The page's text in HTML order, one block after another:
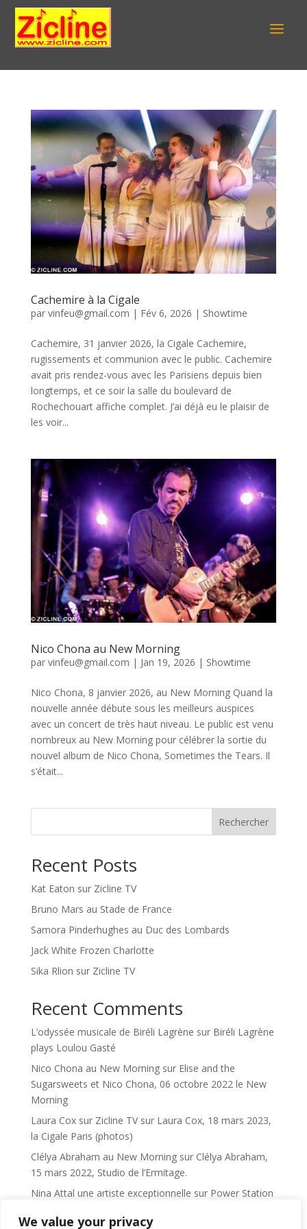
We value your privacy
Cachemire à la Cigale
par vinfeu@gmail.com | Fév 6, 2026 | Showtime
Cachemire, 31 janvier 2026, la Cigale Cachemire,
rugissements et communion avec le public. Cachemire
avait pris rendez-vous avec les Parisiens depuis bien
longtemps, et ce soir la salle du boulevard de
Rochechouart affiche complet. J’ai déjà eu le plaisir de
les voir...
Nico Chona au New Morning
par vinfeu@gmail.com | Jan 19, 2026 | Showtime
Nico Chona, 8 janvier 2026, au New Morning Quand la
nouvelle année débute sous les meilleurs auspices
avec un concert de très haut niveau. Le public est venu
nombreux au New Morning pour célébrer la sortie du
nouvel album de Nico Chona, Sometimes the Tears. Il
s’était...
Rechercher
Recent Posts
Kat Eaton sur Zicline TV
Bruno Mars au Stade de France
Samora Pinderhughes au Duc des Lombards
Jack White Frozen Charlotte
Sika Rlion sur Zicline TV
Recent Comments
L’odyssée musicale de Biréli Lagrène sur Biréli Lagrène
plays Loulou Gasté
Nico Chona au New Morningsur Elise and the
Sugarsweets et Nico Chona, 06 octobre 2022 le New
Morning
Laura Cox sur Zicline TVsur Laura Cox, 18 mars 2023,
la Cigale Paris (photos)
Clélya Abraham au New Morningsur Clélya Abraham,
15 mars 2022, Studio de l’Ermitage.
Nina Attal une artiste exceptionnelle sur Power Station